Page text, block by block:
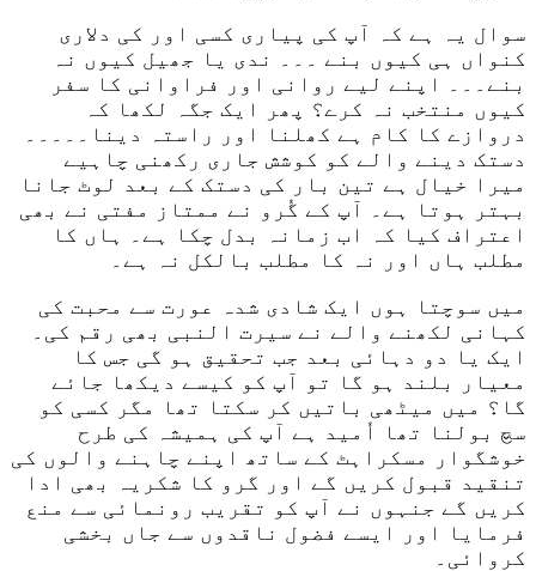
سوال یہ ہے کہ آپ کی پیاری کسی اور کی دلاری
کنواں ہی کیوں بنے ۔۔۔ ندی یا جھیل کیوں نہ
بنے۔۔۔ اپنے لیے روانی اور فراوانی کا سفر
کیوں منتخب نہ کرے؟ پھر ایک جگہ لکھا کہ
دروازے کا کام ہے کھلنا اور راستہ دینا۔۔۔۔۔
دستک دینے والے کو کوشش جاری رکھنی چاہیے
میرا خیال ہے تین بار کی دستک کے بعد لوٹ جانا
بہتر ہوتا ہے۔ آپ کے گُرو نے ممتاز مفتی نے بھی
اعتراف کیا کہ اب زمانہ بدل چکا ہے۔ ہاں کا
مطلب ہاں اور نہ کا مطلب بالکل نہ ہے۔
میں سوچتا ہوں ایک شادی شدہ عورت سے محبت کی
کہانی لکھنے والے نے سیرت النبی بھی رقم کی۔
ایک يا دو دہائی بعد جب تحقیق ہو گی جس کا
معیار بلند ہو گا تو آپ کو کیسے دیکھا جائے
گا؟ میں میٹھی باتیں کر سکتا تھا مگر کسی کو
سچ بولنا تھا اُمید ہے آپ کی ہمیشہ کی طرح
خوشگوار مسکراہٹ کے ساتھ اپنے چاہنے والوں کی
تنقید قبول کریں گے اور گرو کا شکریہ بھی ادا
کریں گے جنہوں نے آپ کو تقریب رونمائی سے منع
فرمایا اور ایسے فضول ناقدوں سے جاں بخشی
کروائی۔